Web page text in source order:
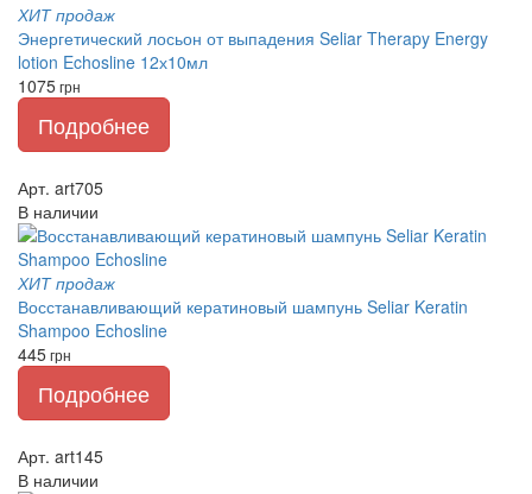
ХИТ продаж
Энергетический лосьон от выпадения Seliar Therapy Energy
lotion Echosline 12х10мл
1075грн
Подробнее
Арт. art705
В наличии
ХИТ продаж
Восстанавливающий кератиновый шампунь Seliar Keratin
Shampoo Echosline
445грн
Подробнее
Арт. art145
В наличии